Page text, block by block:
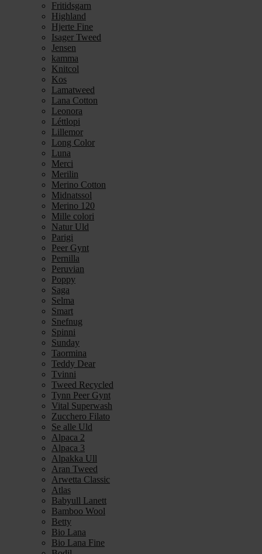
Fritidsgarn
Highland
Hjerte Fine
Isager Tweed
Jensen
kamma
Knitcol
Kos
Lamatweed
Lana Cotton
Leonora
Léttlopi
Lillemor
Long Color
Luna
Merci
Merilin
Merino Cotton
Midnatssol
Merino 120
Mille colori
Natur Uld
Parigi
Peer Gynt
Pernilla
Peruvian
Poppy
Saga
Selma
Smart
Snefnug
Spinni
Sunday
Taormina
Teddy Dear
Tvinni
Tweed Recycled
Tynn Peer Gynt
Vital Superwash
Zucchero Filato
Se alle Uld
Alpaca 2
Alpaca 3
Alpakka Ull
Aran Tweed
Arwetta Classic
Atlas
Babyull Lanett
Bamboo Wool
Betty
Bio Lana
Bio Lana Fine